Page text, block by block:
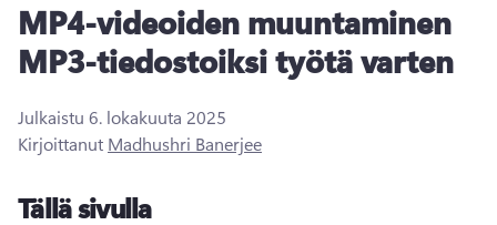
Kirjaudu sisään
MP4-videoiden muuntaminen
MP3-tiedostoiksi työtä varten
Julkaistu 6. lokakuuta 2025
Kirjoittanut Madhushri Banerjee
Tällä sivulla